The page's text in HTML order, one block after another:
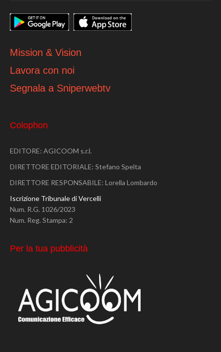
Mission & Vision
Lavora con noi
Segnala a Sniperwebtv
Colophon
EDITORE: AGICOOM s.r.l.
DIRETTORE EDITORIALE: Stefano Spelta
DIRETTORE RESPONSABILE: Lorella Lombardo
Iscrizione Tribunale di Vercelli
Num. R.G. 1026/2023
Num. Reg. Stampa: 2
Per la tua pubblicità